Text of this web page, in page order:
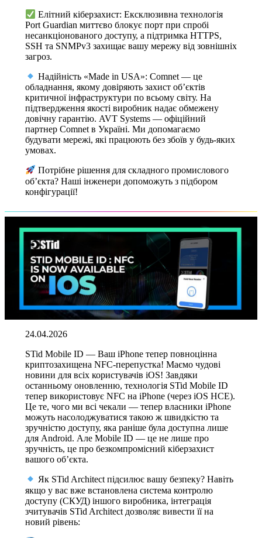
Елітний кіберзахист: Ексклюзивна технологія
Port Guardian миттєво блокує порт при спробі
несанкціонованого доступу, а підтримка HTTPS,
SSH та SNMPv3 захищає вашу мережу від зовнішніх
загроз.
Надійність «Made in USA»: Comnet — це
обладнання, якому довіряють захист об’єктів
критичної інфраструктури по всьому світу. На
підтвердження якості виробник надає обмежену
довічну гарантію. AVT Systems — офіційний
партнер Comnet в Україні. Ми допомагаємо
будувати мережі, які працюють без збоїв у будь-яких
умовах.
Потрібне рішення для складного промислового
об’єкта? Наші інженери допоможуть з підбором
конфігурації!
24.04.2026
STid Mobile ID — Ваш iPhone тепер повноцінна
криптозахищена NFC-перепустка! Маємо чудові
новини для всіх користувачів iOS! Завдяки
останньому оновленню, технологія STid Mobile ID
тепер використовує NFC на iPhone (через iOS HCE).
Це те, чого ми всі чекали — тепер власники iPhone
можуть насолоджуватися такою ж швидкістю та
зручністю доступу, яка раніше була доступна лише
для Android. Але Mobile ID — це не лише про
зручність, це про безкомпромісний кіберзахист
вашого об’єкта.
Як STid Architect підсилює вашу безпеку? Навіть
якщо у вас вже встановлена система контролю
доступу (СКУД) іншого виробника, інтеграція
зчитувачів STid Architect дозволяє вивести її на
новий рівень: